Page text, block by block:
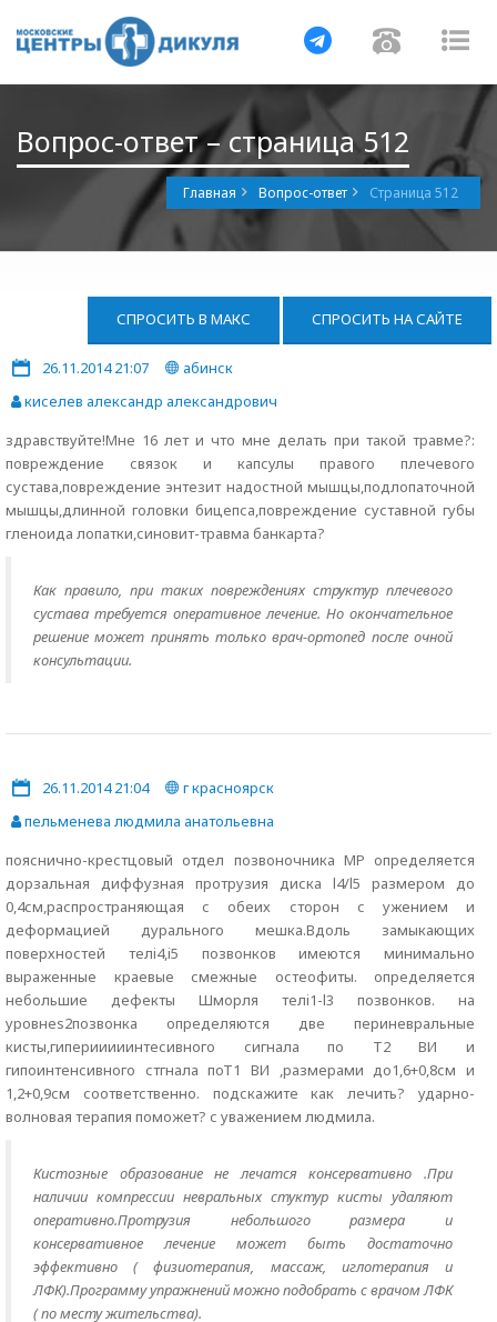
Навигация
Вопрос-ответ – страница 512
Главная Вопрос-ответ Страница 512
СПРОСИТЬ В МАКС СПРОСИТЬ НА САЙТЕ
26.11.2014 21:07
абинск
киселев александр александрович
здравствуйте!Мне 16 лет и что мне делать при такой травме?:
повреждение связок и капсулы правого плечевого
сустава,повреждение энтезит надостной мышцы,подлопаточной
мышцы,длинной головки бицепса,повреждение суставной губы
гленоида лопатки,синовит-травма банкарта?
Как правило, при таких повреждениях структур плечевого
сустава требуется оперативное лечение. Но окончательное
решение может принять только врач-ортопед после очной
консультации.
26.11.2014 21:04
г красноярск
пельменева людмила анатольевна
пояснично-крестцовый отдел позвоночника МР определяется
дорзальная диффузная протрузия диска l4/l5 размером до
0,4см,распространяющая с обеих сторон с ужением и
деформацией дурального мешка.Вдоль замыкающих
поверхностей телi4,i5 позвонков имеются минимально
выраженные краевые смежные остеофиты. определяется
небольшие дефекты Шморля телi1-l3 позвонков. на
уровнеs2позвонка определяются две периневральные
кисты,гиперииииинтесивного сигнала по Т2 ВИ и
гипоинтенсивного стгнала поТ1 ВИ ,размерами до1,6+0,8см и
1,2+0,9см соответственно. подскажите как лечить? ударно-
волновая терапия поможет? с уважением людмила.
Кистозные образование не лечатся консервативно .При
наличии компрессии невральных стуктур кисты удаляют
оперативно.Протрузия небольшого размера и
консервативное лечение может быть достаточно
эффективно ( физиотерапия, массаж, иглотерапия и
ЛФК).Программу упражнений можно подобрать с врачом ЛФК
( по месту жительства).